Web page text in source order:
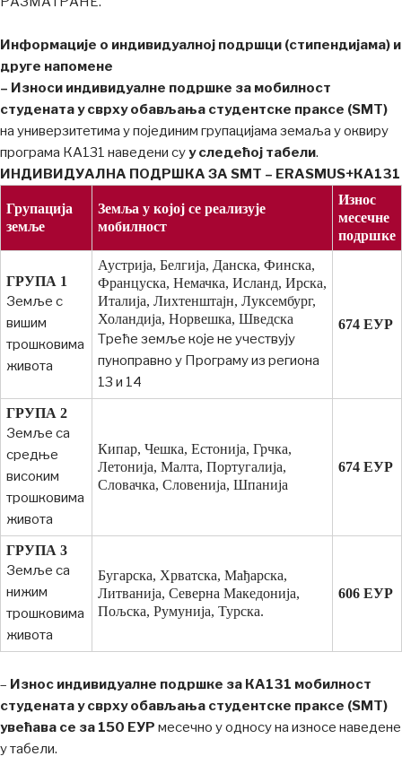
Информације о индивидуалној подршци (стипендијама) и
друге напомене
– Износи индивидуалне подршке за мобилност
студената у сврхуобављања студентске праксе (SMТ)
на универзитетима у појединим групацијама земаља у оквиру
програма КА131 наведени суу следећој табели.
ИНДИВИДУАЛНА ПОДРШКА ЗА SMТ – ЕRASMUS+КА131
Групација
земље
Земља у којој се реализује
мобилност
Износ
месечне
подршке
ГРУПА 1
Земље с
вишим
трошковима
живота
Аустрија, Белгија, Данска, Финска,
Француска, Немачка, Исланд, Ирска,
Италија, Лихтенштајн, Луксембург,
Холандија, Норвешка, Шведска
Треће земље које не учествују
пуноправно у Програму из региона
13 и 14
674 ЕУР
ГРУПА 2
Земље са
средње
високим
трошковима
живота
Кипар, Чешка, Естонија, Грчка,
Летонија, Малта, Португалија,
Словачка, Словенија, Шпанија
674 ЕУР
ГРУПА 3
Земље са
нижим
трошковима
живота
Бугарска, Хрватска, Мађарска,
Литванија, Северна Македонија,
Пољска, Румунија, Турска.
606 ЕУР
– Износ индивидуалне подршке за КА131 мобилност
студената у сврху обављања студентске праксе (SMT)
увећава се за 150 ЕУР месечно у односу на износе наведене
у табели.